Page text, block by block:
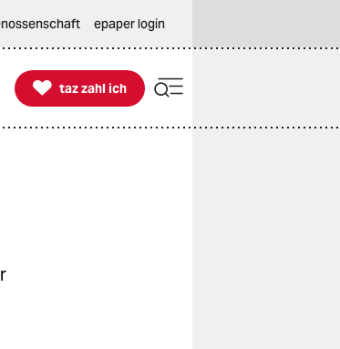
epaper login

taz zahl ich
taz zahl ich